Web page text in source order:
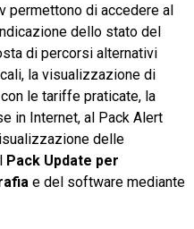
permettono di accedere al
dello stato del
di percorsi alternativi
la visualizzazione di
le tariffe praticate, la
in Internet, al Pack Alert
delle
Pack Update per
e del software mediante